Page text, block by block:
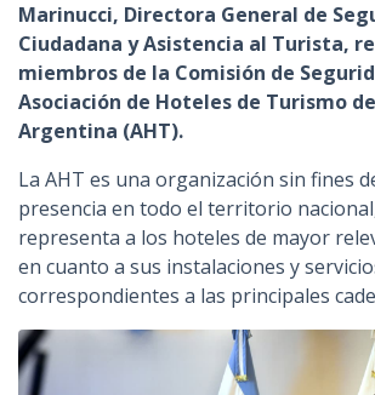
Marinucci, Directora General de
Ciudadana y Asistencia al Turista,
miembros de la Comisión de
Asociación de Hoteles de Turismo
Argentina (AHT).
La AHT es una organización sin fines
presencia en todo el territorio
representa a los hoteles de mayor
en cuanto a sus instalaciones y
correspondientes a las principales